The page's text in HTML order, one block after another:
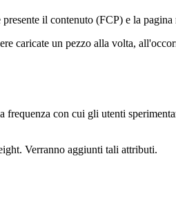
il contenuto (FCP) e la
caricate un pezzo alla volta,
con cui gli utenti
Verranno aggiunti tali attributi.